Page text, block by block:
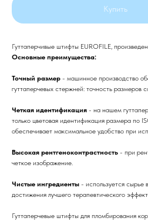
Купить
Гуттаперчивые штифты EUROFILE,
Основные преимущества:
Точный размер - машинное производство
гуттаперчевых стержней: точность размеров
Четкая идентификация - на нашем
только цветовая идентификация размера по
обеспечивает максимальное удобство при
Высокая рентгеноконтрастность - при
четкое изображение.
Чистые ингредиенты - используется сырье
достижения лучшего терапевтического
Гуттаперчевые штифты для пломбирования